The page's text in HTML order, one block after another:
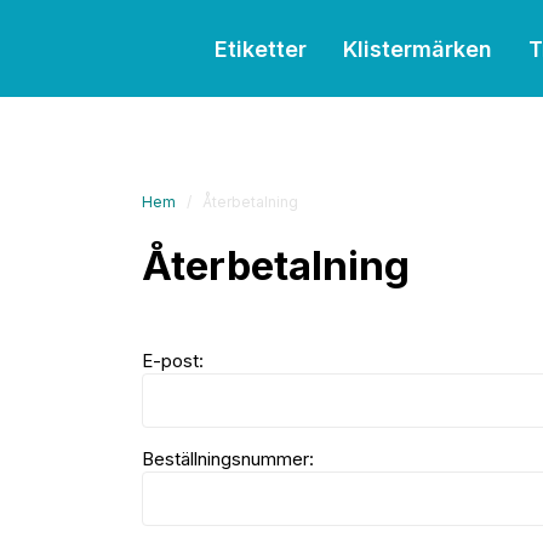
Etiketter Klistermärken
Hem Återbetalning
Återbetalning
E-post:
Beställningsnummer: